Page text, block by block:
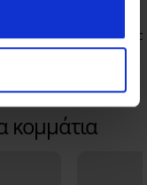
Σουτιέν Spacer 3D
53,99 €
κομμάτια